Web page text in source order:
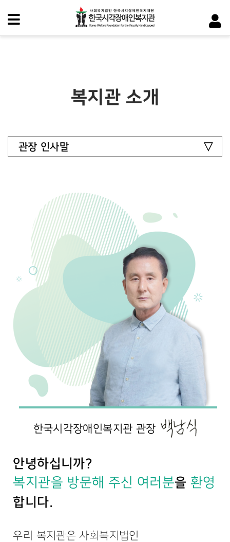
복지관 소개
관장 인사말
한국시각장애인복지관 관장
안녕하십니까?
복지관을 방문해 주신 여러분을 환영
합니다.
우리 복지관은 사회복지법인